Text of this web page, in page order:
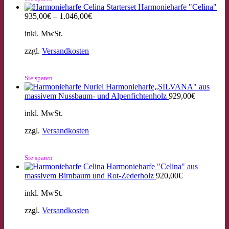
Starterset Harmonieharfe "Celina"
935,00€ – 1.046,00€
inkl. MwSt.
zzgl. Versandkosten
Sie sparen
Harmonieharfe„SILVANA" aus
massivem Nussbaum- und Alpenfichtenholz 929,00€
inkl. MwSt.
zzgl. Versandkosten
Sie sparen
Harmonieharfe "Celina" aus
massivem Birnbaum und Rot-Zederholz 920,00€
inkl. MwSt.
zzgl. Versandkosten